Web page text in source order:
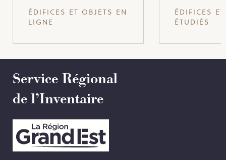
ÉDIFICES ET OBJETS EN
LIGNE
ÉDIFICES
ÉTUDIÉS
Service Régional
de l’Inventaire